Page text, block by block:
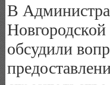
В
Новгородской
обсудили